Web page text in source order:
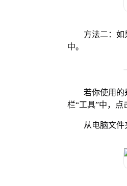
方法二：如
中。
若你使用的
栏“工具”中，点
从电脑文件